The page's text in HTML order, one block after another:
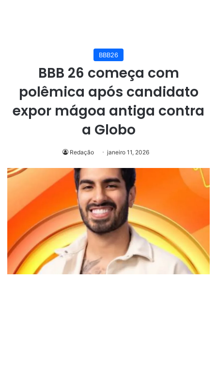
BBB26
BBB 26 começa com
polêmica após candidato
expor mágoa antiga contra
a Globo
Redação janeiro 11, 2026